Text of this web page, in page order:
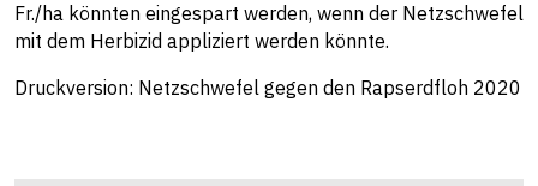
Fr./ha könnten eingespart werden, wenn der Netzschwefel
mit dem Herbizid appliziert werden könnte.
Druckversion: Netzschwefel gegen den Rapserdfloh 2020